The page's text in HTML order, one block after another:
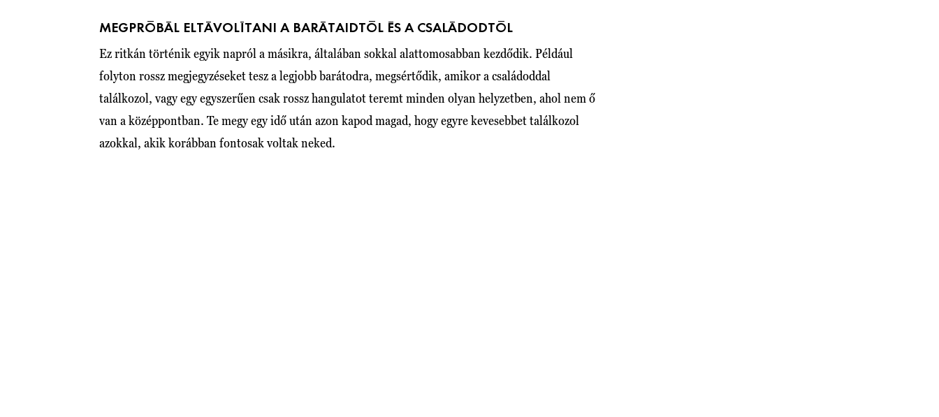
MEGPRÓBÁL ELTÁVOLÍTANI A BARÁTAIDTÓL ÉS A CSALÁDODTÓL
Ez ritkán történik egyik napról a másikra, általában sokkal alattomosabban kezdődik. Például
folyton rossz megjegyzéseket tesz a legjobb barátodra, megsértődik, amikor a családoddal
találkozol, vagy egy egyszerűen csak rossz hangulatot teremt minden olyan helyzetben, ahol nem ő
van a középpontban. Te megy egy idő után azon kapod magad, hogy egyre kevesebbet találkozol
azokkal, akik korábban fontosak voltak neked.